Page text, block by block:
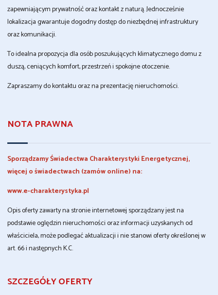
zapewniającym prywatność oraz kontakt z naturą. Jednocześnie
lokalizacja gwarantuje dogodny dostęp do niezbędnej infrastruktury
oraz komunikacji.
To idealna propozycja dla osób poszukujących klimatycznego domu z
duszą, ceniących komfort, przestrzeń i spokojne otoczenie.
Zapraszamy do kontaktu oraz na prezentację nieruchomości.
NOTA PRAWNA
Sporządzamy Świadectwa Charakterystyki Energetycznej,
więcej o świadectwach (zamów online) na:
www.e-charakterystyka.pl
Opis oferty zawarty na stronie internetowej sporządzany jest na
podstawie oględzin nieruchomości oraz informacji uzyskanych od
właściciela, może podlegać aktualizacji i nie stanowi oferty określonej w
art. 66 i następnych K.C.
SZCZEGÓŁY OFERTY